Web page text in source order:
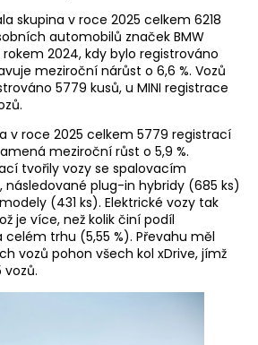
skupina v roce 2025 celkem 6218
automobilů značek BMW
rokem 2024, kdy bylo registrováno
meziroční nárůst o 6,6 %. Vozů
5779 kusů, u MINI registrace
v roce 2025 celkem 5779 registrací
meziroční růst o 5,9 %.
tvořily vozy se spalovacím
plug-in hybridy (685 ks)
(431 ks). Elektrické vozy tak
je více, než kolik činí podíl
trhu (5,55 %). Převahu měl
vozů pohon všech kol xDrive, jímž